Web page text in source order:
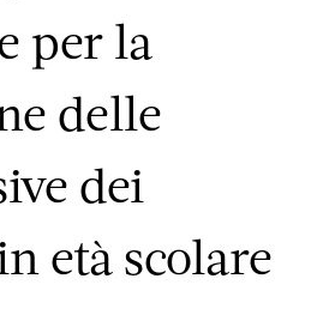
per la
delle
dei
età scolare